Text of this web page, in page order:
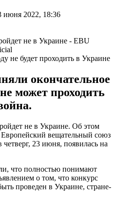
июня 2022, 18:36
не будет проходить в Украине
окончательное
может проходить
не в Украине. Об этом
вещательный союз
23 июня, появилась на
что полностью понимают
о том, что конкурс
проведен в Украине, стране-